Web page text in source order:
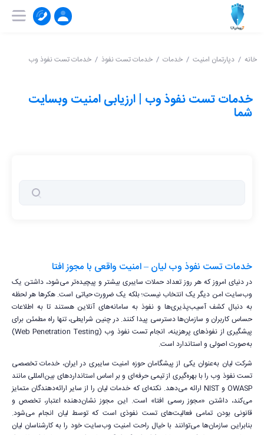
ثبت‌ نام | ورود
خانه دپارتمان امنیت خدمات خدمات تست نفوذ خدمات تست نفوذ وب
خدمات تست نفوذ وب | ارزیابی امنیت وبسایت
شما
خدمات تست نفوذ وب لیان – امنیت واقعی با مجوز افتا
در دنیای امروز که هر روز تعداد حملات سایبری بیشتر و پیچیده‌تر می‌شود، داشتن یک
وب‌سایت امن دیگر یک انتخاب نیست؛ بلکه یک ضرورت حیاتی است. هکرها هر لحظه
به دنبال کشف آسیب‌پذیری‌ها و نفوذ به سامانه‌های آنلاین هستند تا به اطلاعات
حساس کاربران و سازمان‌ها دسترسی پیدا کنند. در چنین شرایطی، تنها راه مطمئن برای
پیشگیری از نفوذهای پرهزینه، انجام تست نفوذ وب (Web Penetration Testing)
به‌صورت اصولی و استاندارد است.
شرکت لیان به‌عنوان یکی از پیشگامان حوزه امنیت سایبری در ایران، خدمات تخصصی
تست نفوذ وب را با بهره‌گیری از تیمی حرفه‌ای و بر اساس استانداردهای بین‌المللی مانند
OWASP و NIST ارائه می‌دهد. نکته‌ای که خدمات لیان را از سایر ارائه‌دهندگان متمایز
می‌کند، داشتن «مجوز رسمی افتا» است. این مجوز نشان‌دهنده اعتبار، تخصص و
قانونی بودن تمامی فعالیت‌های تست نفوذی است که توسط لیان انجام می‌شود.
بنابراین سازمان‌ها می‌توانند با خیال راحت امنیت وب‌سایت خود را به کارشناسان لیان